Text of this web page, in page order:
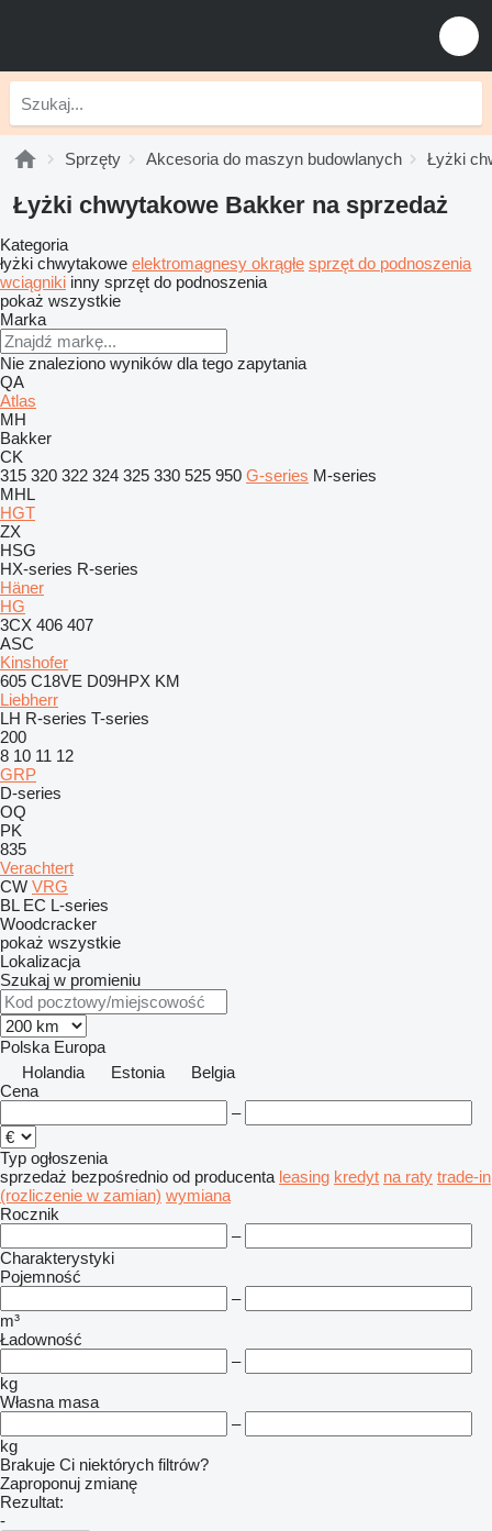
Sprzęty Akcesoria do maszyn budowlanych Łyżki
Łyżki chwytakowe Bakker na sprzedaż
Kategoria
łyżki chwytakowe elektromagnesy okrągłe sprzęt do podnoszenia
wciągniki inny sprzęt do podnoszenia
pokaż wszystkie
Marka
Nie znaleziono wyników dla tego zapytania
QA
Atlas
MH
Bakker
CK
315 320 322 324 325 330 525 950 G-series M-series
MHL
HGT
ZX
HSG
HX-series R-series
Häner
HG
3CX 406 407
ASC
Kinshofer
605 C18VE D09HPX KM
Liebherr
LH R-series T-series
200
8 10 11 12
GRP
D-series
OQ
PK
835
Verachtert
CW VRG
BL EC L-series
Woodcracker
pokaż wszystkie
Lokalizacja
Szukaj w promieniu
Polska Europa
Holandia
Estonia
Belgia
Cena
–
Typ ogłoszenia
sprzedaż bezpośrednio od producenta leasing kredyt na raty trade-in
(rozliczenie w zamian) wymiana
Rocznik
–
Charakterystyki
Pojemność
–
m³
Ładowność
–
kg
Własna masa
–
kg
Brakuje Ci niektórych filtrów?
Zaproponuj zmianę
Rezultat:
-